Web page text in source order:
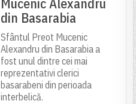
din Basarabia
Sfântul Preot Mucenic
Alexandru din Basarabia a
fost unul dintre cei mai
reprezentativi clerici
basarabeni din perioada
interbelică.